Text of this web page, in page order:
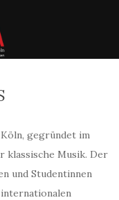
gegründet im
klassische Musik. Der
und Studentinnen